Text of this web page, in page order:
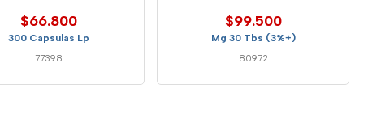
$66.800
300 Capsulas Lp
77398
$99.500
Mg 30 Tbs (3%+)
80972